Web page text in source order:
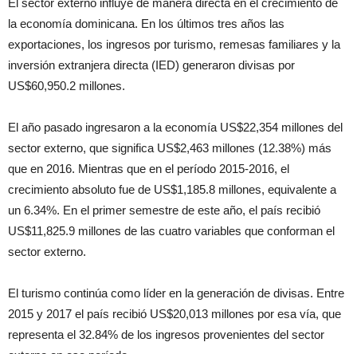
El sector externo influye de manera directa en el crecimiento de
la economía dominicana. En los últimos tres años las
exportaciones, los ingresos por turismo, remesas familiares y la
inversión extranjera directa (IED) generaron divisas por
US$60,950.2 millones.
El año pasado ingresaron a la economía US$22,354 millones del
sector externo, que significa US$2,463 millones (12.38%) más
que en 2016. Mientras que en el período 2015-2016, el
crecimiento absoluto fue de US$1,185.8 millones, equivalente a
un 6.34%. En el primer semestre de este año, el país recibió
US$11,825.9 millones de las cuatro variables que conforman el
sector externo.
El turismo continúa como líder en la generación de divisas. Entre
2015 y 2017 el país recibió US$20,013 millones por esa vía, que
representa el 32.84% de los ingresos provenientes del sector